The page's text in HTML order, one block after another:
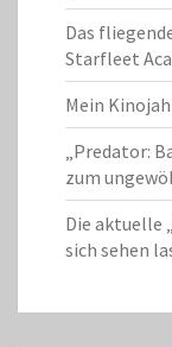
Das
Starfleet
Mein
„Predator:
zum
Die aktuelle
sich sehen